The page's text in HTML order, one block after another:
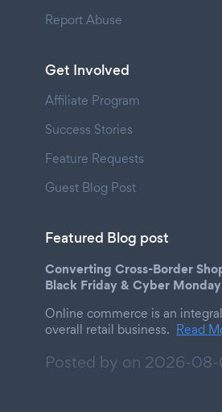
Report Abuse
Get Involved
Affiliate Program
Success Stories
Feature Requests
Guest Blog Post
Featured Blog post
Converting Cross-Border
Black Friday & Cyber Monday
Online commerce is an
overall retail business. Read
Posted by on 2026-